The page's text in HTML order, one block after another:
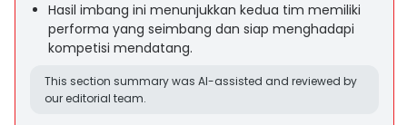
Hasil imbang ini menunjukkan kedua tim memiliki
performa yang seimbang dan siap menghadapi
kompetisi mendatang.
This section summary was AI-assisted and reviewed by
our editorial team.